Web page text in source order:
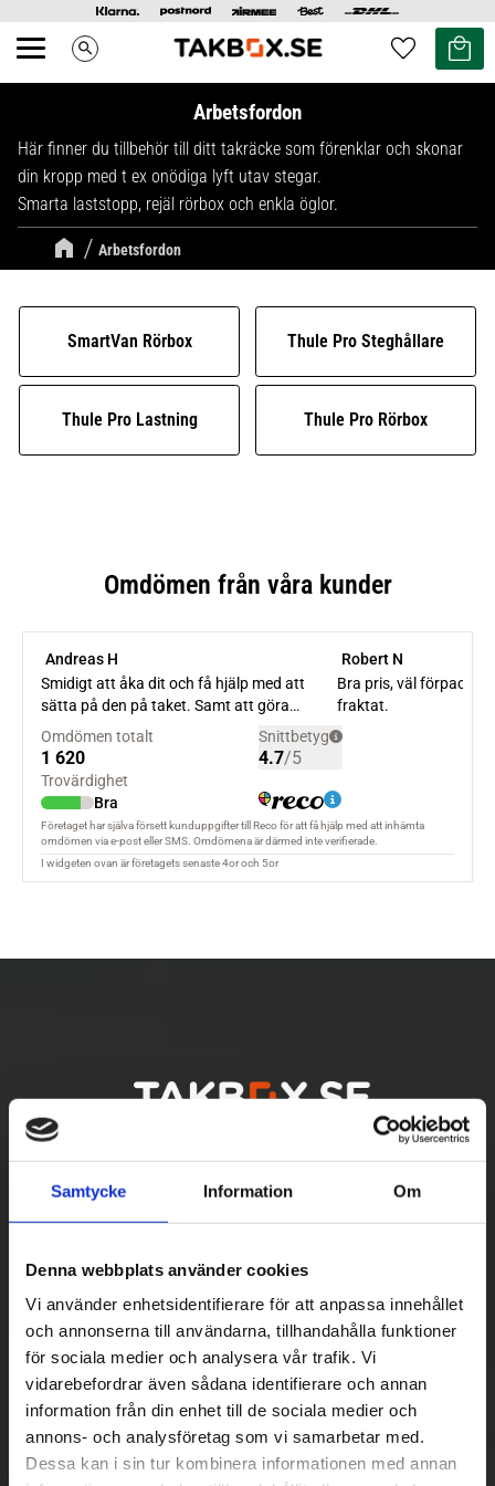
Samtycke Information Om
Denna webbplats använder cookies
Vi använder enhetsidentifierare för att anpassa innehållet
och annonserna till användarna, tillhandahålla funktioner
för sociala medier och analysera vår trafik. Vi
vidarebefordrar även sådana identifierare och annan
information från din enhet till de sociala medier och
annons- och analysföretag som vi samarbetar med.
Dessa kan i sin tur kombinera informationen med annan
Meny search Favoriter
Kundvagn
Arbetsfordon
Arbetsfordon
Här finner du tillbehör till ditt takräcke som förenklar och skonar
din kropp med t ex onödiga lyft utav stegar.
Smarta laststopp, rejäl rörbox och enkla öglor.
SmartVan Rörbox Thule Pro Steghållare
Thule Pro Lastning Thule Pro Rörbox
Betala säkert
|| Välj ||